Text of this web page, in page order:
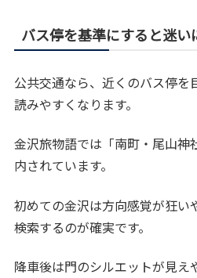
バス停を基準にすると迷い
公共交通なら、近くのバス停を
読みやすくなります。
金沢旅物語では「南町・尾山神
内されています。
初めての金沢は方向感覚が狂い
検索するのが確実です。
降車後は門のシルエットが見え